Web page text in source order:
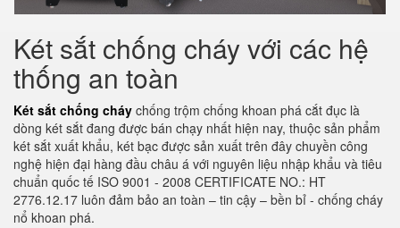
Két sắt chống cháy với các hệ
thống an toàn
Két sắt chống cháy chống trộm chống khoan phá cắt đục là
dòng két sắt đang được bán chạy nhất hiện nay, thuộc sản phẩm
két sắt xuất khẩu, két bạc được sản xuất trên đây chuyền công
nghệ hiện đại hàng đầu châu á với nguyên liệu nhập khẩu và tiêu
chuẩn quốc tế ISO 9001 - 2008 CERTIFICATE NO.: HT
2776.12.17 luôn đảm bảo an toàn – tin cậy – bền bỉ - chống cháy
nổ khoan phá.